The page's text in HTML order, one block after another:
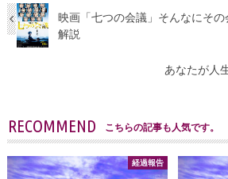
映画「七つの会議」そんなにそ
解説
あなたが人
RECOMMEND こちらの記事も人気です。
経過報告